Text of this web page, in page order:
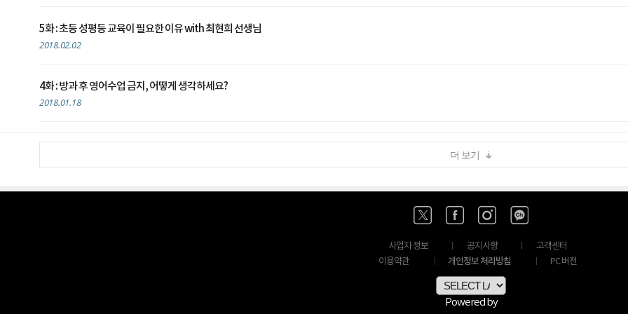
5화 : 초등 성평등 교육이 필요한 이유 with 최현희 선생님
2018.02.02
4화 : 방과 후 영어수업 금지, 어떻게 생각하세요?
2018.01.18
더 보기
사업자 정보 공지사항
고객센터
이용약관
개인정보 처리방침 PC 버전
Powered by